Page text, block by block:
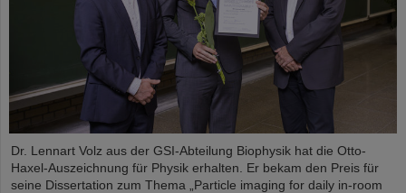
Dr. Lennart Volz aus der GSI-Abteilung Biophysik hat die Otto-
Haxel-Auszeichnung für Physik erhalten. Er bekam den Preis für
seine Dissertation zum Thema „Particle imaging for daily in-room